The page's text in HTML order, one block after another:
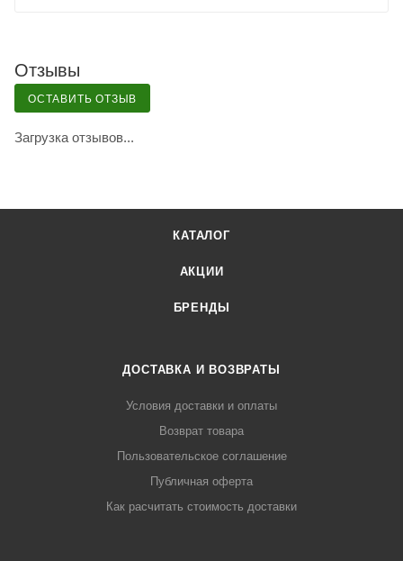
Отзывы
ОСТАВИТЬ ОТЗЫВ
Загрузка отзывов...
КАТАЛОГ
АКЦИИ
БРЕНДЫ
ДОСТАВКА И ВОЗВРАТЫ
Условия доставки и оплаты
Возврат товара
Пользовательское соглашение
Публичная оферта
Как расчитать стоимость доставки